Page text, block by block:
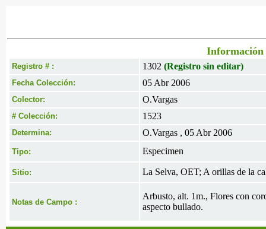
Información
Registro # : 1302 (Registro sin editar)
Fecha Colección: 05 Abr 2006
Colector: O.Vargas
# Colección: 1523
Determina: O.Vargas , 05 Abr 2006
Tipo: Especimen
Sitio: La Selva, OET; A orillas de la
Notas de Campo :
Arbusto, alt. 1m., Flores con
aspecto bullado.